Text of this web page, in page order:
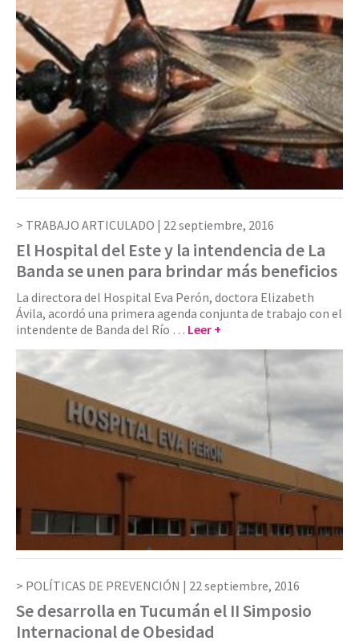
TRABAJO ARTICULADO | 22 septiembre, 2016
El Hospital del Este y la intendencia de La
Banda se unen para brindar más beneficios
La directora del Hospital Eva Perón, doctora Elizabeth
Ávila, acordó una primera agenda conjunta de trabajo con el
intendente de Banda del Río … Leer +
POLÍTICAS DE PREVENCIÓN | 22 septiembre, 2016
Se desarrolla en Tucumán el II Simposio
Internacional de Obesidad